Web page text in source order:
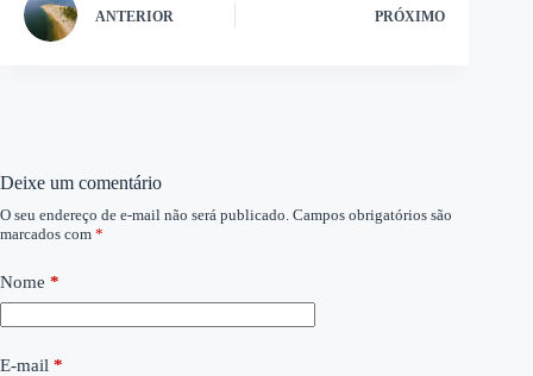
ANTERIOR PRÓXIMO
Deixe um comentário
O seu endereço de e-mail não será publicado. Campos obrigatórios são
marcados com *
Nome *
E-mail *